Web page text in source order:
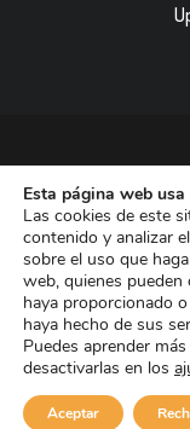
© 2016,
tecnología médica
Nuestras divisiones
entre las
Curación de
11.000 trabajadores
Esta página web usa
Las cookies de este
contenido y analizar
sobre el uso que
web, quienes
haya proporcionado
haya hecho de sus
Puedes aprender
desactivarlas en los
Aceptar